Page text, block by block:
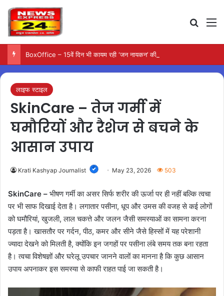
लाइफ स्टाइल
SkinCare – तेज गर्मी में
घमौरियों और रैशेज से बचने के
आसान उपाय
Krati Kashyap Journalist May 23, 2026 503
SkinCare – भीषण गर्मी का असर सिर्फ शरीर की ऊर्जा पर ही नहीं बल्कि त्वचा
पर भी साफ दिखाई देता है। लगातार पसीना, धूप और उमस की वजह से कई लोगों
को घमौरियां, खुजली, लाल चकत्ते और जलन जैसी समस्याओं का सामना करना
पड़ता है। खासतौर पर गर्दन, पीठ, कमर और सीने जैसे हिस्सों में यह परेशानी
ज्यादा देखने को मिलती है, क्योंकि इन जगहों पर पसीना लंबे समय तक बना रहता
है। त्वचा विशेषज्ञों और घरेलू उपचार जानने वालों का मानना है कि कुछ आसान
उपाय अपनाकर इस समस्या से काफी राहत पाई जा सकती है।